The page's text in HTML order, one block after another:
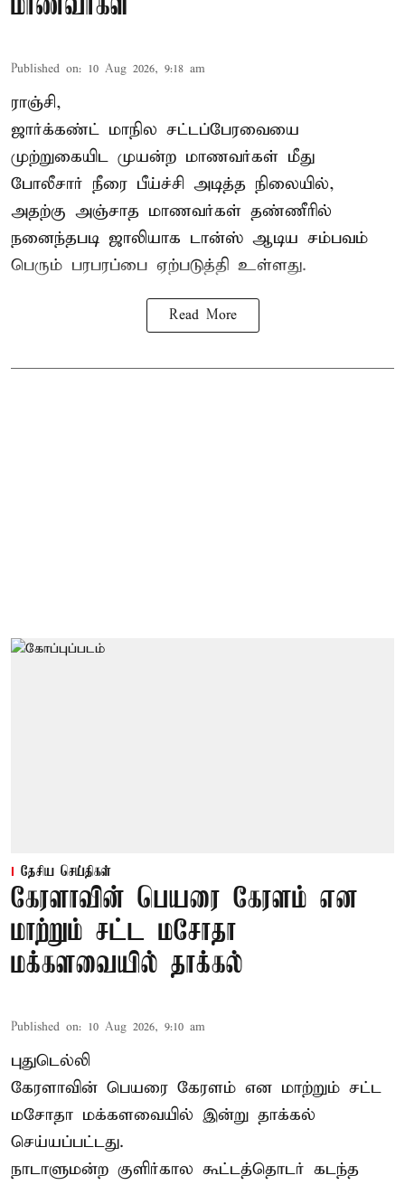
மாணவர்கள்
Published on: 10 Aug 2026, 9:18 am
ராஞ்சி,
ஜார்க்கண்ட் மாநில சட்டப்பேரவையை
முற்றுகையிட முயன்ற மாணவர்கள் மீது
போலீசார் நீரை பீய்ச்சி அடித்த நிலையில்,
அதற்கு அஞ்சாத மாணவர்கள் தண்ணீரில்
நனைந்தபடி ஜாலியாக டான்ஸ் ஆடிய சம்பவம்
பெரும் பரபரப்பை ஏற்படுத்தி உள்ளது.
Read More
தேசிய செய்திகள்
கேரளாவின் பெயரை கேரளம் என
மாற்றும் சட்ட மசோதா
மக்களவையில் தாக்கல்
Published on: 10 Aug 2026, 9:10 am
புதுடெல்லி
கேரளாவின் பெயரை கேரளம் என மாற்றும் சட்ட
மசோதா மக்களவையில் இன்று தாக்கல்
செய்யப்பட்டது.
நாடாளுமன்ற குளிர்கால கூட்டத்தொடர் கடந்த